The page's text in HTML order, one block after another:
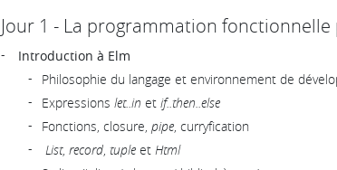
Jour 1 - La programmation fonctionnelle
Introduction à Elm
Philosophie du langage et environnement de
Expressions let..in et if..then..else
Fonctions, closure, pipe, curryfication
List, record, tuple et Html